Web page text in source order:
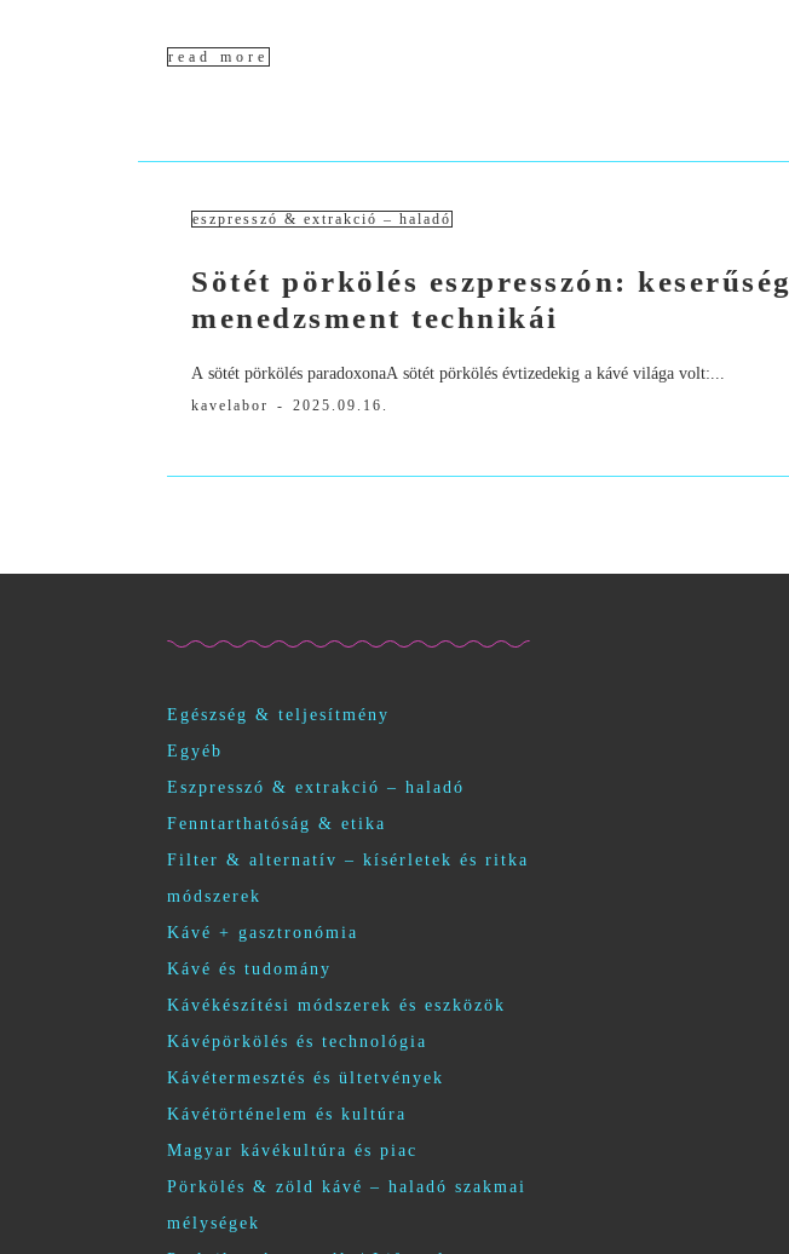
read more
eszpresszó & extrakció – haladó
Sötét pörkölés eszpresszón: keserűség
menedzsment technikái
A sötét pörkölés paradoxonaA sötét pörkölés évtizedekig a kávé világa volt:...
kavelabor - 2025.09.16.
Egészség & teljesítmény
Egyéb
Eszpresszó & extrakció – haladó
Fenntarthatóság & etika
Filter & alternatív – kísérletek és ritka
módszerek
Kávé + gasztronómia
Kávé és tudomány
Kávékészítési módszerek és eszközök
Kávépörkölés és technológia
Kávétermesztés és ültetvények
Kávétörténelem és kultúra
Magyar kávékultúra és piac
Pörkölés & zöld kávé – haladó szakmai
mélységek